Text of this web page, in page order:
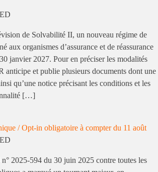
de Solvabilité II, un nouveau régime de
aux organismes d’assurance et de réassurance
janvier 2027. Pour en préciser les modalités
anticipe et publie plusieurs documents dont une
qu’une notice précisant les conditions et les
[…]
/ Opt-in obligatoire à compter du 11 août
2025-594 du 30 juin 2025 contre toutes les